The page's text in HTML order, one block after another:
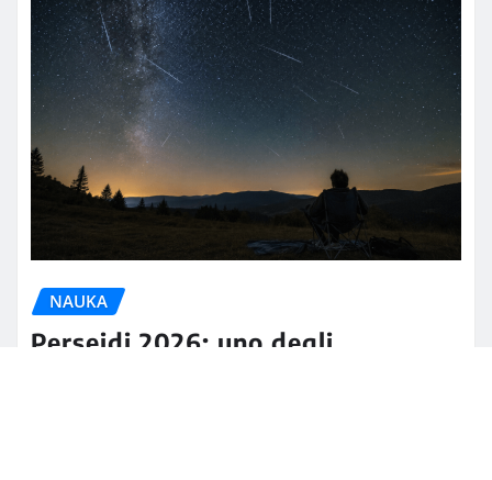
NAUKA
Perseidi 2026: uno degli